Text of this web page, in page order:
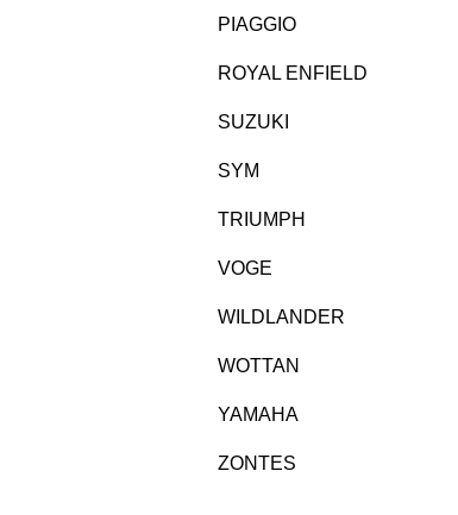
PIAGGIO
ROYAL ENFIELD
SUZUKI
SYM
TRIUMPH
VOGE
WILDLANDER
WOTTAN
YAMAHA
ZONTES